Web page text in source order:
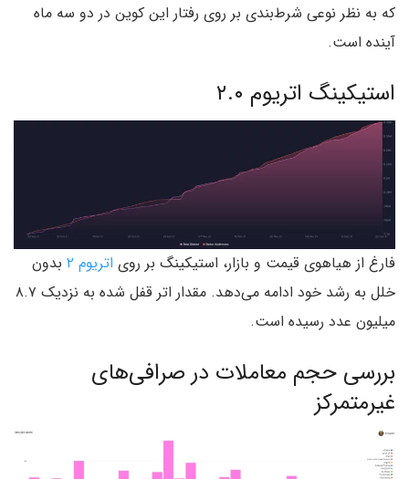
که به نظر نوعی شرط‌بندی بر روی رفتار این کوین در دو سه ماه
آینده است.
استیکینگ اتریوم ۲.۰
فارغ از هیاهوی قیمت و بازار، استیکینگ بر روی اتریوم ۲
بدون
خلل به رشد خود ادامه می‌دهد. مقدار اتر قفل شده به نزدیک ۸.۷
میلیون عدد رسیده است.
بررسی حجم معاملات در صرافی‌های
غیرمتمرکز